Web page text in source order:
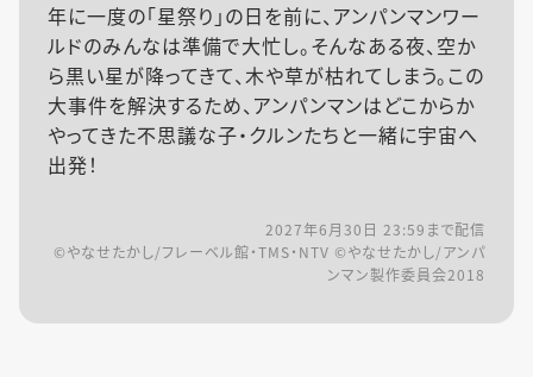
年に一度の「星祭り」の日を前に、アンパンマンワー
ルドのみんなは準備で大忙し。そんなある夜、空か
ら黒い星が降ってきて、木や草が枯れてしまう。この
大事件を解決するため、アンパンマンはどこからか
やってきた不思議な子・クルンたちと一緒に宇宙へ
出発！
2027年6月30日 23:59 まで配信
©やなせたかし/フレーベル館・TMS・NTV ©やなせたかし/アンパ
ンマン製作委員会2018